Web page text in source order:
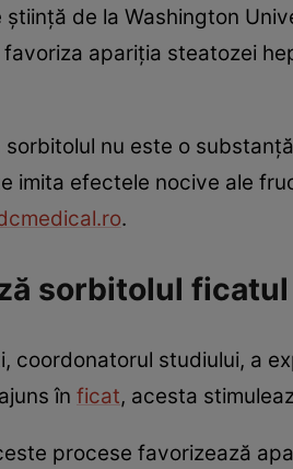
știință de la Washington
favoriza apariția steatozei
nu este o
imita efectele nocive ale
.
sorbitolul ficatul
coordonatorul studiului, a
în ficat, acesta
procese favorizează